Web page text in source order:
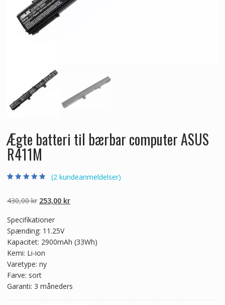
Ægte batteri til bærbar computer ASUS
R411M
baseret på
kundebedømmel
(2 kundeanmeldelser)
430,00kr Den
pris
var:
430,00 kr.
253,00 krDen
253,00 kr.
Specifikationer
Spænding: 11.25V
Kapacitet: 2900mAh (33Wh)
Kemi: Li-ion
Varetype: ny
Farve: sort
Garanti: 3 måneders